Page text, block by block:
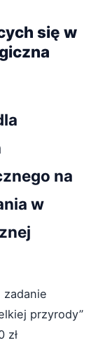
się w
na
w
zadanie
przyrody”
zł